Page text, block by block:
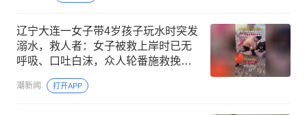
辽宁大连一女子带4岁孩子玩水时突发
溺水，救人者：女子被救上岸时已无
呼吸、口吐白沫，众人轮番施救挽回
生命，目前均已脱险
潮新闻 打开APP